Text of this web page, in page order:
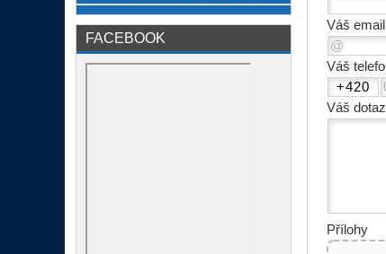
Váš email
Váš
Váš dotaz
Přílohy
FACEBOOK